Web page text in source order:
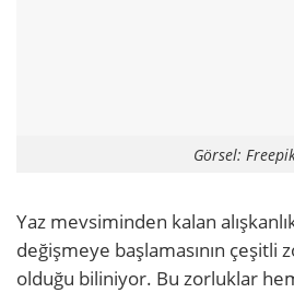
Görsel:
Yaz mevsiminden kalan
değişmeye başlamasının çeşitli
olduğu biliniyor. Bu zorluklar